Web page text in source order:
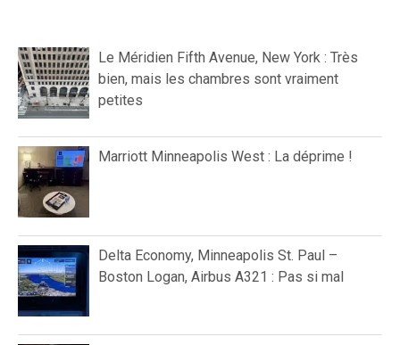
Le Méridien Fifth Avenue, New York : Très
bien, mais les chambres sont vraiment
petites
Marriott Minneapolis West : La déprime !
Delta Economy, Minneapolis St. Paul –
Boston Logan, Airbus A321 : Pas si mal